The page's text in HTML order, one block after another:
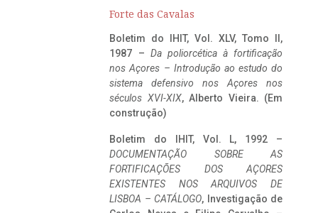
Forte das Cavalas
Boletim do IHIT, Vol. XLV, Tomo II,
1987 – Da poliorcética à fortificação
nos Açores – Introdução ao estudo do
sistema defensivo nos Açores nos
séculos XVI-XIX, Alberto Vieira. (Em
construção)
Boletim do IHIT, Vol. L, 1992 –
DOCUMENTAÇÃO SOBRE AS
FORTIFICAÇÕES DOS AÇORES
EXISTENTES NOS ARQUIVOS DE
LISBOA – CATÁLOGO, Investigação de